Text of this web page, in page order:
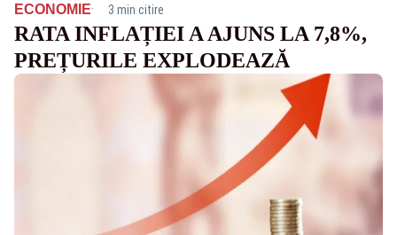
ECONOMIE· 3 min citire
RATA INFLAȚIEI A AJUNS LA 7,8%,
PREȚURILE EXPLODEAZĂ